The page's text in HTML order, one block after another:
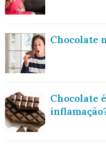
Chocolate
Chocolate